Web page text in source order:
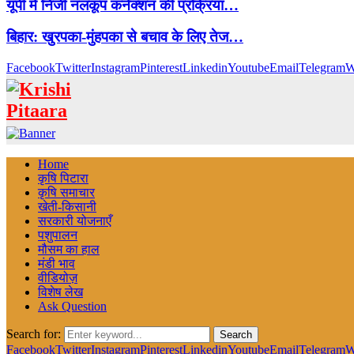
यूपी में निजी नलकूप कनेक्शन की प्रक्रिया…
बिहार: खुरपका-मुंहपका से बचाव के लिए तेज…
FacebookTwitterInstagramPinterestLinkedinYoutubeEmailTelegram
Home
कृषि पिटारा
कृषि समाचार
खेती-किसानी
सरकारी योजनाएँ
पशुपालन
मौसम का हाल
मंडी भाव
वीडियोज़
विशेष लेख
Ask Question
Search for: Search
FacebookTwitterInstagramPinterestLinkedinYoutubeEmailTelegram